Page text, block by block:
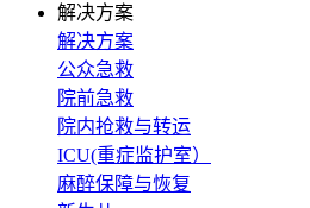
解决方案
解决方案
公众急救
院前急救
院内抢救与转运
ICU(重症监护室）
麻醉保障与恢复